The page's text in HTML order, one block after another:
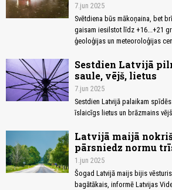
7.jun 2025
Svētdiena būs mākoņaina, bet
gaisam iesilstot līdz +16...+21
ģeoloģijas un meteoroloģijas
Sestdien Latvijā
saule, vējš, lietus
7.jun 2025
Sestdien Latvijā palaikam
īslaicīgs lietus un brāzmains
Latvijā maijā
pārsniedz normu
1.jun 2025
Šogad Latvijā maijs bijis
bagātākais, informē Latvijas